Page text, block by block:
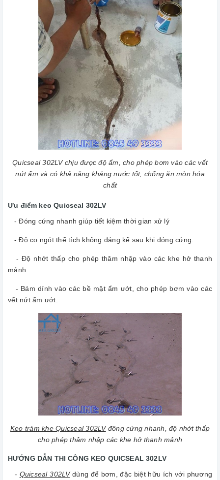
Quicseal 302LV chịu được độ ẩm, cho phép bơm vào các vết
nứt ẩm và có khả năng kháng nước tốt, chống ăn mòn hóa
chất
Ưu điểm keo Quicseal 302LV
- Đóng cứng nhanh giúp tiết kiệm thời gian xử lý
- Độ co ngót thể tích không đáng kể sau khi đóng cứng.
- Độ nhớt thấp cho phép thâm nhập vào các khe hở thanh
mảnh
- Bám dính vào các bề mặt ẩm ướt, cho phép bơm vào các
vết nứt ẩm ướt.
Keo trám khe Quicseal 302LVđông cứng nhanh, độ nhớt thấp
cho phép thâm nhập các khe hở thanh mảnh
HƯỚNG DẪN THI CÔNG KEO QUICSEAL 302LV
- Quicseal 302LVdùng để bơm, đặc biệt hữu ích với phương